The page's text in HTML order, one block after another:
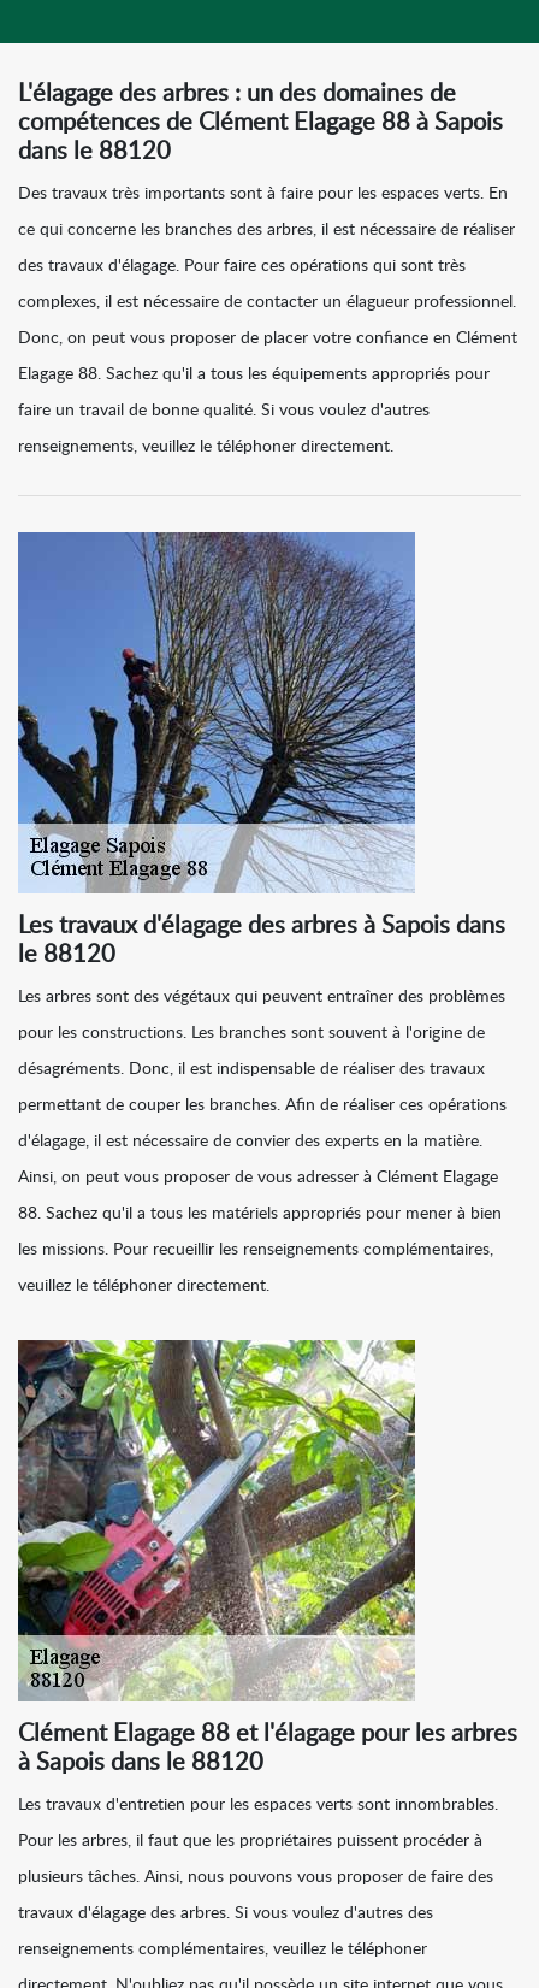
L'élagage des arbres : un des domaines de
compétences de Clément Elagage 88 à Sapois
dans le 88120
Des travaux très importants sont à faire pour les espaces verts. En
ce qui concerne les branches des arbres, il est nécessaire de réaliser
des travaux d'élagage. Pour faire ces opérations qui sont très
complexes, il est nécessaire de contacter un élagueur professionnel.
Donc, on peut vous proposer de placer votre confiance en Clément
Elagage 88. Sachez qu'il a tous les équipements appropriés pour
faire un travail de bonne qualité. Si vous voulez d'autres
renseignements, veuillez le téléphoner directement.
Les travaux d'élagage des arbres à Sapois dans
le 88120
Les arbres sont des végétaux qui peuvent entraîner des problèmes
pour les constructions. Les branches sont souvent à l'origine de
désagréments. Donc, il est indispensable de réaliser des travaux
permettant de couper les branches. Afin de réaliser ces opérations
d'élagage, il est nécessaire de convier des experts en la matière.
Ainsi, on peut vous proposer de vous adresser à Clément Elagage
88. Sachez qu'il a tous les matériels appropriés pour mener à bien
les missions. Pour recueillir les renseignements complémentaires,
veuillez le téléphoner directement.
Clément Elagage 88 et l'élagage pour les arbres
à Sapois dans le 88120
Les travaux d'entretien pour les espaces verts sont innombrables.
Pour les arbres, il faut que les propriétaires puissent procéder à
plusieurs tâches. Ainsi, nous pouvons vous proposer de faire des
travaux d'élagage des arbres. Si vous voulez d'autres des
renseignements complémentaires, veuillez le téléphoner